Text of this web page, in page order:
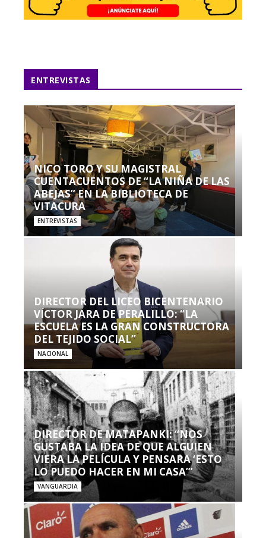
ENTREVISTAS
NICO TORO Y SU MAGISTRAL
CUENTACUENTOS DE “LA NIÑA DE LAS
ABEJAS” EN LA BIBLIOTECA DE
VITACURA
ENTREVISTAS
DIRECTOR DEL LICEO BICENTENARIO
VÍCTOR JARA DE PERALILLO: “LA
ESCUELA ES LA GRAN CONSTRUCTORA
DEL TEJIDO SOCIAL”
NACIONAL
DIRECTOR DE MATAPANKI: “NOS
GUSTABA LA IDEA DE QUE ALGUIEN
VIERA LA PELÍCULA Y PENSARA ‘ESTO
LO PUEDO HACER EN MI CASA’”
VANGUARDIA